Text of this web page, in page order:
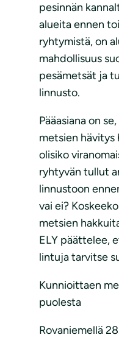
pesinnän
alueita ennen
ryhtymistä, on
mahdollisuus
pesämetsät ja
linnusto.
Pääasiana on
metsien hävitys
olisiko
ryhtyvän tullut
linnustoon
vai ei?
metsien
ELY päättelee,
lintuja tarvitse
Kunnioittaen
puolesta
Rovaniemellä